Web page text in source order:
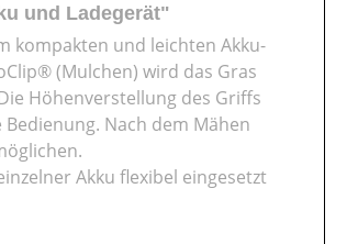
und Ladegerät"
kompakten und leichten Akku-
(Mulchen) wird das Gras
Höhenverstellung des Griffs
Nach dem Mähen
Akku flexibel eingesetzt